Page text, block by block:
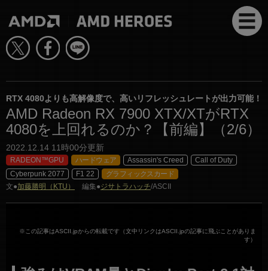
RTX 4080よりも高解像度で、高いリフレッシュレートが出力可能！
AMD Radeon RX 7900 XTX/XTがRTX
4080を上回れるのか？【前編】（2/6）
2022.12.14 11時00分更新
RADEON™GPU ハードウェア Assassin's Creed
Call of Duty
Cyberpunk 2077
F1 22
グラフィックスカード
文●加藤勝明（KTU） 編集●ジサトラハッチ/ASCII
※この記事はASCII.jpからの転載です（文中リンクはASCII.jpの記事に飛ぶことがありま
す）